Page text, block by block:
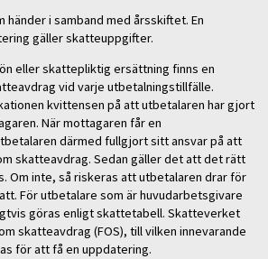
händer i samband med årsskiftet. En
gäller skatteuppgifter.
eller skattepliktig ersättning finns en
vid varje utbetalningstillfälle.
kvittensen på att utbetalaren har gjort
När mottagaren får en
därmed fullgjort sitt ansvar på att
skatteavdrag. Sedan gäller det att det rätt
Om inte, så riskeras att utbetalaren drar för
För utbetalare som är huvudarbetsgivare
göras enligt skattetabell. Skatteverket
skatteavdrag (FOS), till vilken innevarande
för att få en uppdatering.